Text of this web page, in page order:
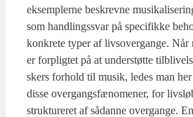
eksemp­ler­ne beskrev­ne
som hand­lings­svar på spe­ci­fik­ke
kon­kre­te typer af livsover­gan­ge.
er for­plig­tet på at under­støt­te
skers for­hold til musik, ledes man
dis­se over­gangs­fæ­no­me­ner, for
struk­tu­re­ret af sådan­ne over­gan­ge.